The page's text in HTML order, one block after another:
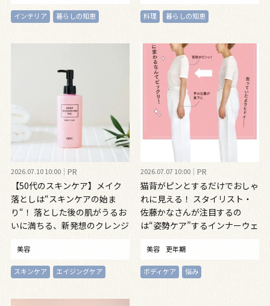
インテリア 暮らしの知恵 料理 暮らしの知恵
2026.07.10 10:00 PR
【50代のスキンケア】メイク
落としは“スキンケアの始ま
り“！ 落とした後の肌がうるお
いに満ちる、新発想のクレンジ
美容
スキンケア エイジングケア
2026.07.07 10:00 PR
猫背がピンとするだけでおしゃ
れに見える！ スタイリスト・
佐藤かなさんが注目するの
は“姿勢ケア”するインナーウェ
美容 更年期
ボディケア 悩み